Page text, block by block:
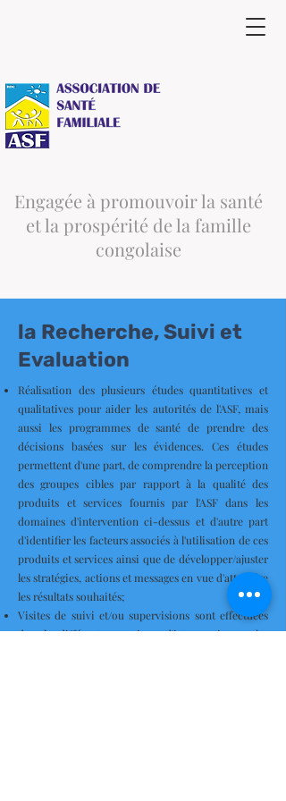
Engagée à promouvoir la santé
et la prospérité de la famille
congolaise
la Recherche, Suivi et
Evaluation
Réalisation des plusieurs études quantitatives et
qualitatives pour aider les autorités de l'ASF, mais
aussi les programmes de santé de prendre des
décisions basées sur les évidences. Ces études
permettent d'une part, de comprendre la perception
des groupes cibles par rapport à la qualité des
produits et services fournis par l'ASF dans les
domaines d'intervention ci-dessus et d'autre part
d'identifier les facteurs associés à l'utilisation de ces
produits et services ainsi que de développer/ajuster
les stratégies, actions et messages en vue d'atteindre
les résultats souhaités;
Visites de suivi et/ou supervisions sont effectuées
dans les différentes provinces d'intervention par les